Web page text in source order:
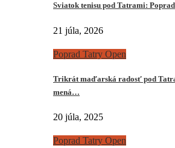
Sviatok tenisu pod Tatrami:
21 júla, 2026
Poprad Tatry Open
Trikrát maďarská radosť pod
mená…
20 júla, 2025
Poprad Tatry Open